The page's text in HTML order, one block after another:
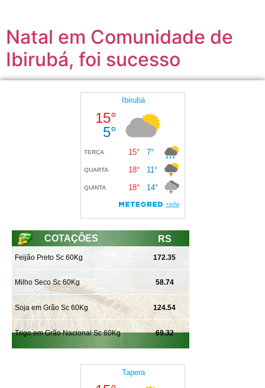
Natal em Comunidade de
Ibirubá, foi sucesso